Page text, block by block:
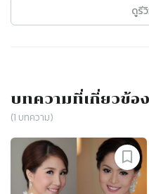
ดูรี
บทความที่เกี่ยวข้อง
(1 บทความ)